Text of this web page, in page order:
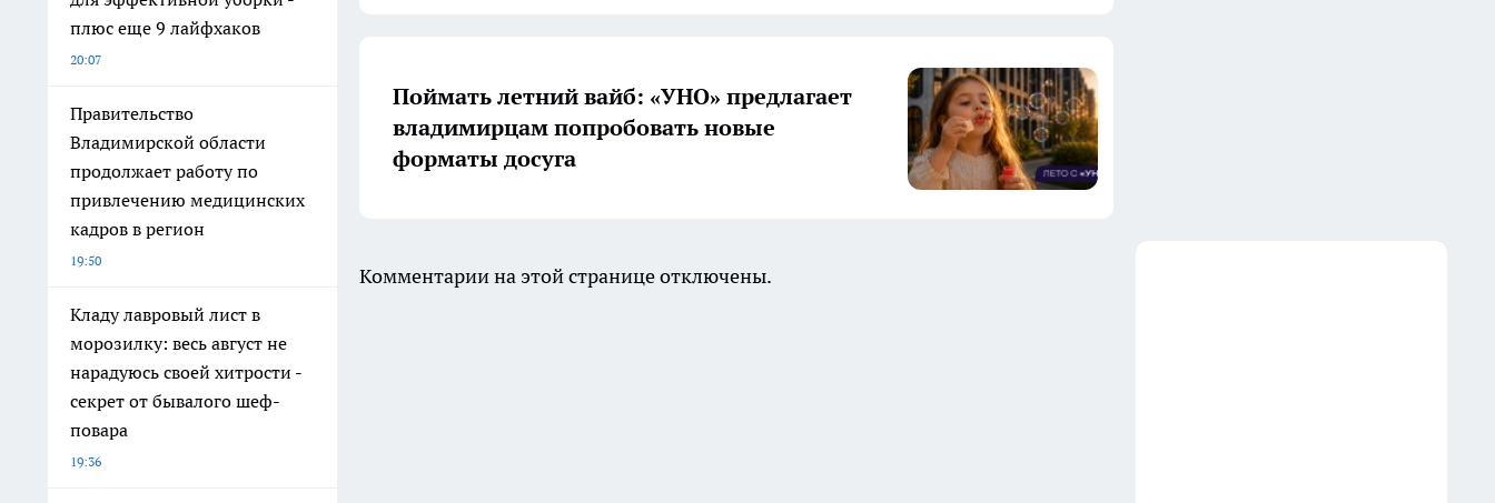
плюс еще 9 лайфхаков
20:07
Правительство
Владимирской области
продолжает работу по
привлечению медицинских
кадров в регион
19:50
Кладу лавровый лист в
морозилку: весь август не
нарадуюсь своей хитрости -
секрет от бывалого шеф-
повара
19:36
Поймать летний вайб: «УНО» предлагает
владимирцам попробовать новые
форматы досуга
Комментарии на этой странице отключены.